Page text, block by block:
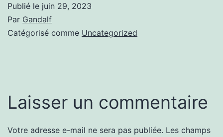
Publié le juin 29, 2023
Par Gandalf
Catégorisé comme Uncategorized
Laisser un commentaire
Votre adresse e-mail ne sera pas publiée. Les champs